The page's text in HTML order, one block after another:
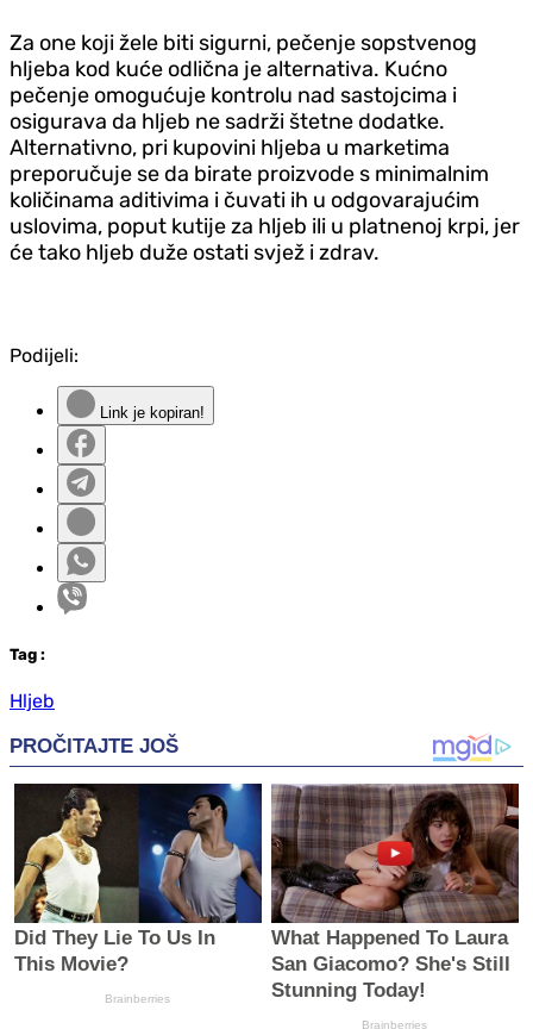
Za one koji žele biti sigurni, pečenje sopstvenog
hljeba kod kuće odlična je alternativa. Kućno
pečenje omogućuje kontrolu nad sastojcima i
osigurava da hljeb ne sadrži štetne dodatke.
Alternativno, pri kupovini hljeba u marketima
preporučuje se da birate proizvode s minimalnim
količinama aditivima i čuvati ih u odgovarajućim
uslovima, poput kutije za hljeb ili u platnenoj krpi, jer
će tako hljeb duže ostati svjež i zdrav.
Podijeli:
Link je kopiran!
Tag :
Hljeb